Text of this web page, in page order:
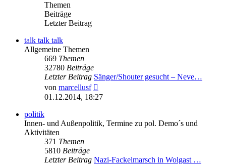
Themen
Beiträge
Letzter Beitrag
talk talk talk
Allgemeine Themen
669 Themen
32780 Beiträge
Letzter Beitrag Sänger/Shouter gesucht – Neve…
von marcellusf
Beitrag
01.12.2014, 18:27
politik
Innen- und Außenpolitik, Termine zu pol. Demo´s und
Aktivitäten
371 Themen
5810 Beiträge
Letzter Beitrag Nazi-Fackelmarsch in Wolgast …